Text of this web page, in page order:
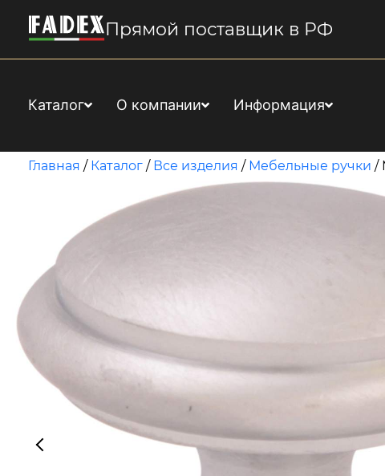
Прямой поставщик в РФ
Каталог О компании Информация
Главная / Каталог / Все изделия / Мебельные ручки /